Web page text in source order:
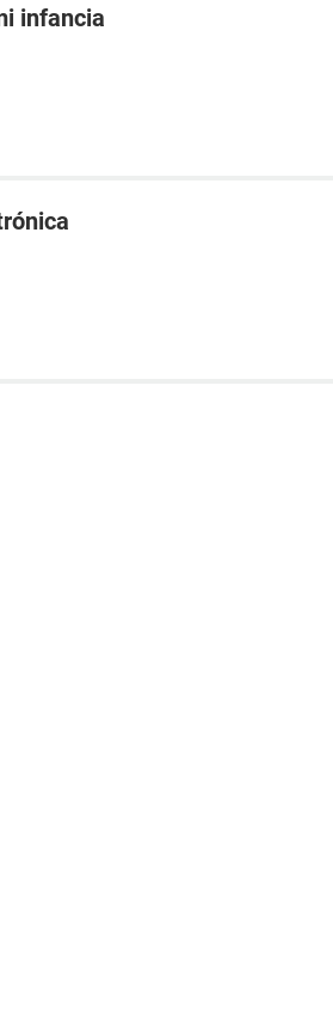
infancia